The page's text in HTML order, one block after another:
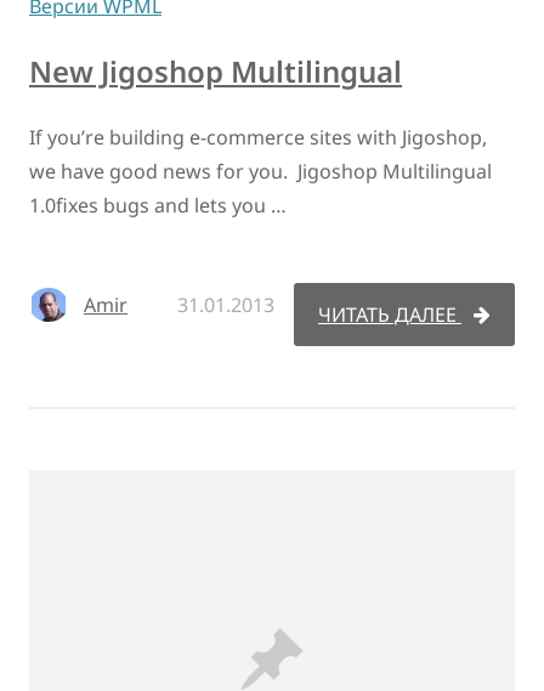
Версии WPML
New Jigoshop Multilingual
If you’re building e-commerce sites with Jigoshop,
we have good news for you. Jigoshop Multilingual
1.0fixes bugs and lets you …
Amir 31.01.2013 ЧИТАТЬ ДАЛЕЕ